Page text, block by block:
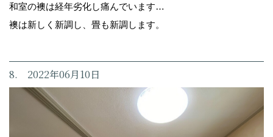
和室の襖は経年劣化し痛んでいます…
襖は新しく新調し、畳も新調します。
8. 2022年06月10日